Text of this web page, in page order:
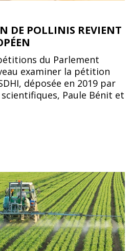
DE POLLINIS REVIENT
du Parlement
examiner la pétition
déposée en 2019 par
scientifiques, Paule Bénit et